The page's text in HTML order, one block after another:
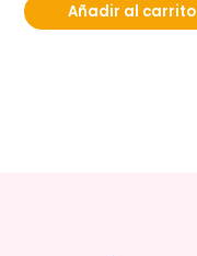
Añadir al carrito